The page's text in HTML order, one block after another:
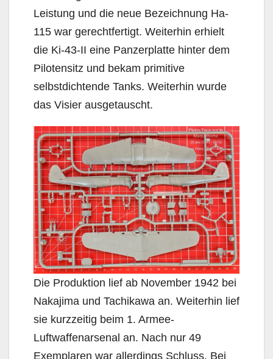
Leistung und die neue Bezeichnung Ha-
115 war gerechtfertigt. Weiterhin erhielt
die Ki-43-II eine Panzerplatte hinter dem
Pilotensitz und bekam primitive
selbstdichtende Tanks. Weiterhin wurde
das Visier ausgetauscht.
Die Produktion lief ab November 1942 bei
Nakajima und Tachikawa an. Weiterhin lief
sie kurzzeitig beim 1. Armee-
Luftwaffenarsenal an. Nach nur 49
Exemplaren war allerdings Schluss. Bei